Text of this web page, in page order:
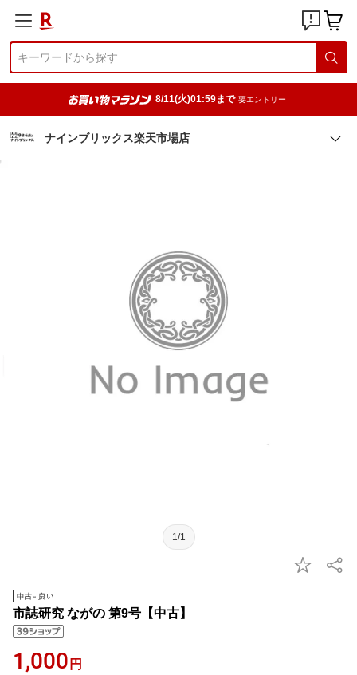
8/11(火)01:59まで 要エントリー
ナインブリックス楽天市場店
1/1
市誌研究 ながの 第9号【中古】
1,000 円